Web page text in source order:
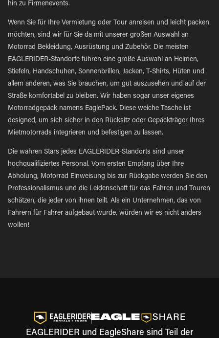
hin zu Firmenevents.
Wenn Sie für Ihre Vermietung oder Tour anreisen und leicht packen
möchten, sind wir für Sie da mit unserer großen Auswahl an
Motorrad Bekleidung, Ausrüstung und Zubehör. Die meisten
EAGLERIDER-Standorte führen eine große Auswahl an Helmen,
Stiefeln, Handschuhen, Sonnenbrillen, Jacken, T-Shirts, Hüten und
allem anderen, was Sie brauchen, um gut auszusehen und auf der
Straße komfortabel zu bleiben. Wir haben sogar unser eigenes
Motorradgepäck namens EaglePack. Diese weiche Tasche ist
designed, um sich sicher in den Rücksitz oder Gepäckträger Ihres
Mietmotorrads integrieren und befestigen zu lassen.
Die wahren Stars jedes EAGLERIDER-Standorts sind unser
hochqualifiziertes Personal. Vom ersten Empfang über Ihre
Abholung, Motorrad Einweisung bis zur Rückgabe werden Sie den
Professionalismus und die Leidenschaft für das Fahren und Touren
schätzen, die jeder von ihnen teilt. Als ein Unternehmen, das von
Fahrern für Fahrer aufgebaut wurde, würden wir es nicht anders
wollen!
EAGLERIDER und EagleShare sind Teil der